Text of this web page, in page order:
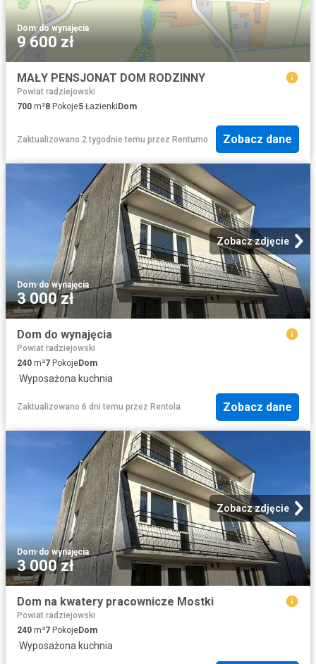
Dom·do wynajęcia
9 600 zł
MAŁY PENSJONAT DOM RODZINNY
Powiat radziejowski
700 m²8 Pokoje5 Łazienki Dom
Zaktualizowano 2 tygodnie temu przez Rentumo Zobacz dane
Zobacz zdjęcie
Dom·do wynajęcia
3 000 zł
Dom do wynajęcia
Powiat radziejowski
240 m²7 PokojeDom
·Wyposażona kuchnia
Zaktualizowano 6 dni temu przez Rentola Zobacz dane
Zobacz zdjęcie
Dom·do wynajęcia
3 000 zł
Dom na kwatery pracownicze Mostki
Powiat radziejowski
240 m²7 PokojeDom
·Wyposażona kuchnia